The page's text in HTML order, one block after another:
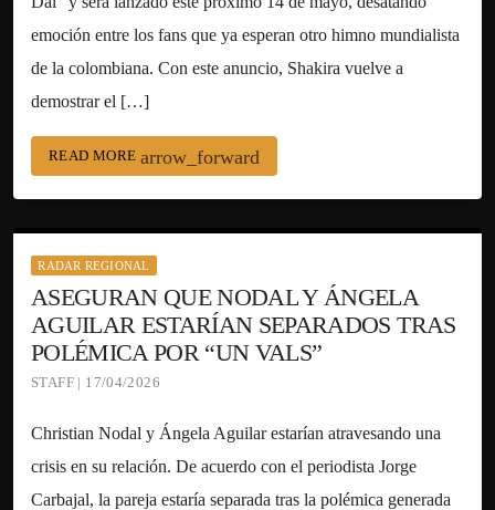
emoción entre los fans que ya esperan otro himno mundialista
de la colombiana. Con este anuncio, Shakira vuelve a
demostrar el […]
READ MORE arrow_forward
RADAR REGIONAL
ASEGURAN QUE NODAL Y ÁNGELA
AGUILAR ESTARÍAN SEPARADOS TRAS
POLÉMICA POR “UN VALS”
STAFF | 17/04/2026
Christian Nodal y Ángela Aguilar estarían atravesando una
crisis en su relación. De acuerdo con el periodista Jorge
Carbajal, la pareja estaría separada tras la polémica generada